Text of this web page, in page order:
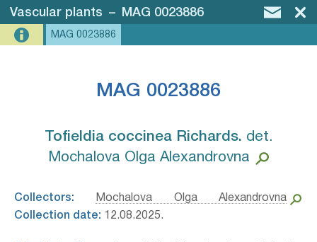
Vascular plants – MAG 0023886
MAG 0023886
MAG 0023886
Tofieldia coccinea Richards.⁣ det.
Mochalova Olga Alexandrovna
Collectors:
Mochalova Olga Alexandrovna
Collection date: 12.08.2025.